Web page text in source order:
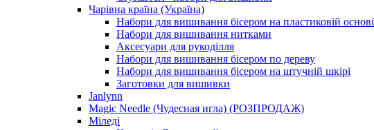
Чарівна країна (Україна)
Набори для вишивання бісером на пластиковій основі
Набори для вишивання нитками
Аксесуари для рукоділля
Набори для вишивання бісером по дереву
Набори для вишивання бісером на штучній шкірі
Заготовки для вишивки
Janlynn
Magic Needle (Чудесная игла) (РОЗПРОДАЖ)
Міледі